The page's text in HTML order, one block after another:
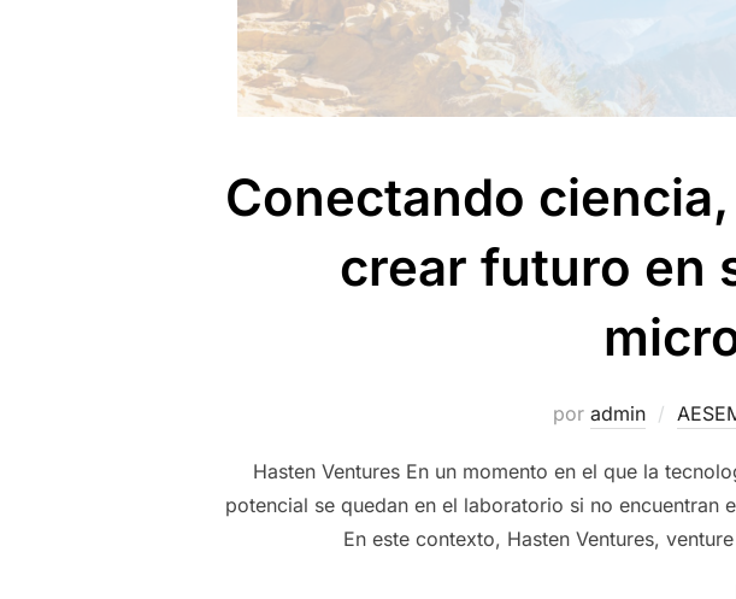
Conectando
crear futuro en
por admin
Hasten Ventures En un momento en el que la
potencial se quedan en el laboratorio si no encuentran
En este contexto, Hasten Ventures,